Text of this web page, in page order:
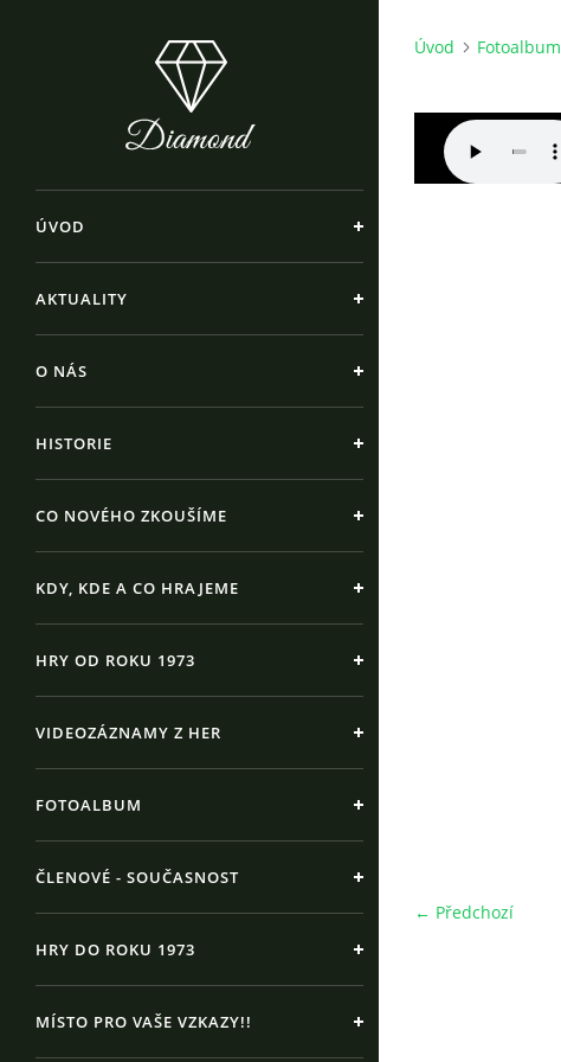
ÚVOD
AKTUALITY
O NÁS
HISTORIE
CO NOVÉHO ZKOUŠÍME
KDY, KDE A CO HRAJEME
HRY OD ROKU 1973
VIDEOZÁZNAMY Z HER
FOTOALBUM
ČLENOVÉ - SOUČASNOST
HRY DO ROKU 1973
MÍSTO PRO VAŠE VZKAZY!!
Úvod Fotoalbum
← Předchozí